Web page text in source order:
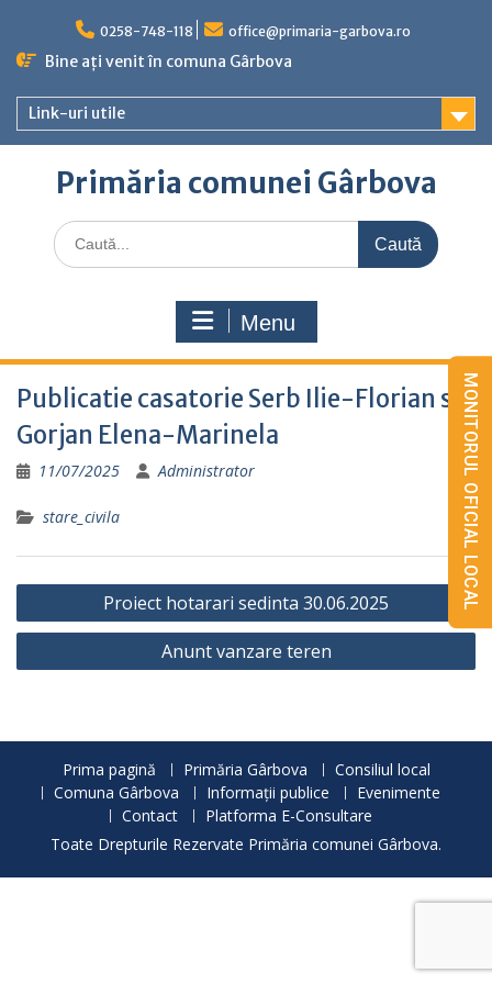
content
0258-748-118 office@primaria-garbova.ro
Bine ați venit în comuna Gârbova
Link-uri utile
Primăria comunei Gârbova
Caută
for:
Menu
Publicatie casatorie Serb Ilie-Florian si
Gorjan Elena-Marinela
11/07/2025 Administrator
stare_civila
Navigare
în
Proiect hotarari sedinta 30.06.2025
Anunt vanzare teren
Prima pagină Primăria Gârbova
Consiliul local
Comuna Gârbova
Informații publice
Evenimente
Contact
Platforma E-Consultare
Toate Drepturile Rezervate Primăria comunei Gârbova.
MONITORUL OFICIAL LOCAL